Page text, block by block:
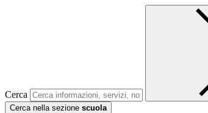
Cerca
Cerca nella sezione scuola